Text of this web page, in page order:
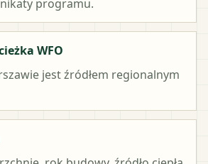
programu.
WFO
jest źródłem regionalnym